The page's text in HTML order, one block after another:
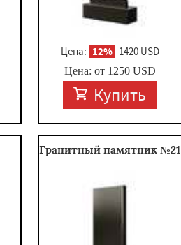
Цена: -12% 1420 USD
Цена: от 1250USD
Купить
Гранитный памятник №21